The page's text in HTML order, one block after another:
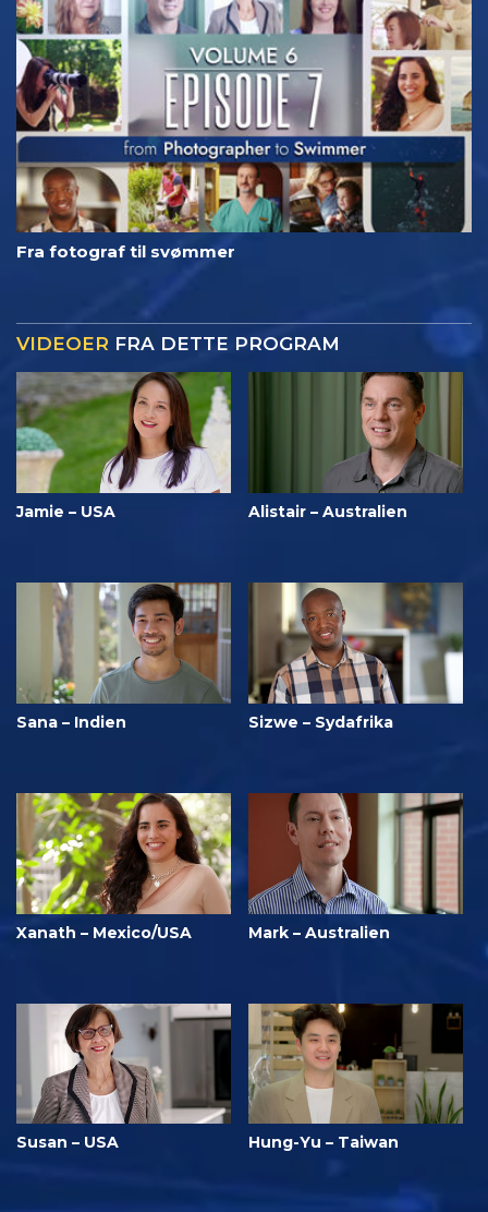
Fra fotograf til svømmer
VIDEOER FRA DETTE PROGRAM
Jamie – USA Alistair – Australien
Sana – Indien Sizwe – Sydafrika
Xanath – Mexico/USA Mark – Australien
Susan – USA Hung-Yu – Taiwan